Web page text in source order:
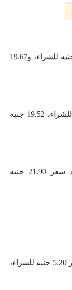
سجل الدولار بالبنك الأهلي عند سعر 19.61 جنيه للشراء، و19.67
سجل اليورو بالبنك الأهلي عند سعر 19.25 للشراء، 19.52 جنيه
سجل الجنيه الاسترليني بالبنك الأهلي عند سعر 21.90 جنيه
سجل الريال السعودي بالبنك الأهلي عند سعر 5.20 جنيه للشراء،